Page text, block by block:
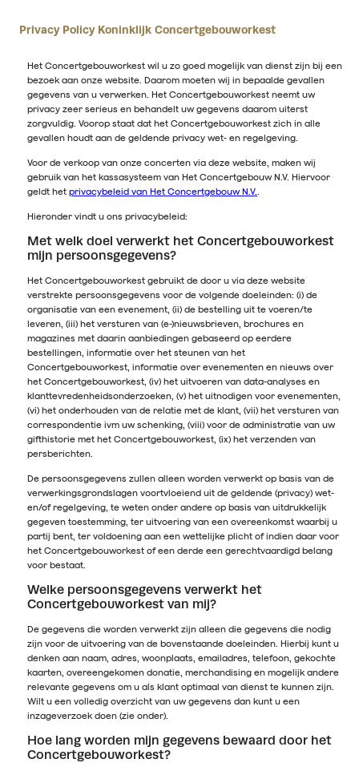
Privacy Policy Koninklijk Concertgebouworkest
Het Concertgebouworkest wil u zo goed mogelijk van dienst zijn bij een
bezoek aan onze website. Daarom moeten wij in bepaalde gevallen
gegevens van u verwerken. Het Concertgebouworkest neemt uw
privacy zeer serieus en behandelt uw gegevens daarom uiterst
zorgvuldig. Voorop staat dat het Concertgebouworkest zich in alle
gevallen houdt aan de geldende privacy wet- en regelgeving.
Voor de verkoop van onze concerten via deze website, maken wij
gebruik van het kassasysteem van Het Concertgebouw N.V. Hiervoor
geldt het privacybeleid van Het Concertgebouw N.V.
Hieronder vindt u ons privacybeleid:
Met welk doel verwerkt het Concertgebouworkest
mijn persoonsgegevens?
Het Concertgebouworkest gebruikt de door u via deze website
verstrekte persoonsgegevens voor de volgende doeleinden: (i) de
organisatie van een evenement, (ii) de bestelling uit te voeren/te
leveren, (iii) het versturen van (e-)nieuwsbrieven, brochures en
magazines met daarin aanbiedingen gebaseerd op eerdere
bestellingen, informatie over het steunen van het
Concertgebouworkest, informatie over evenementen en nieuws over
het Concertgebouworkest, (iv) het uitvoeren van data-analyses en
klanttevredenheidsonderzoeken, (v) het uitnodigen voor evenementen,
(vi) het onderhouden van de relatie met de klant, (vii) het versturen van
correspondentie ivm uw schenking, (viii) voor de administratie van uw
gifthistorie met het Concertgebouworkest, (ix) het verzenden van
persberichten.
De persoonsgegevens zullen alleen worden verwerkt op basis van de
verwerkingsgrondslagen voortvloeiend uit de geldende (privacy) wet-
en/of regelgeving, te weten onder andere op basis van uitdrukkelijk
gegeven toestemming, ter uitvoering van een overeenkomst waarbij u
partij bent, ter voldoening aan een wettelijke plicht of indien daar voor
het Concertgebouworkest of een derde een gerechtvaardigd belang
voor bestaat.
Welke persoonsgegevens verwerkt het
Concertgebouworkest van mij?
De gegevens die worden verwerkt zijn alleen die gegevens die nodig
zijn voor de uitvoering van de bovenstaande doeleinden. Hierbij kunt u
denken aan naam, adres, woonplaats, emailadres, telefoon, gekochte
kaarten, overeengekomen donatie, merchandising en mogelijk andere
relevante gegevens om u als klant optimaal van dienst te kunnen zijn.
Wilt u een volledig overzicht van uw gegevens dan kunt u een
inzageverzoek doen (zie onder).
Hoe lang worden mijn gegevens bewaard door het
Concertgebouworkest?